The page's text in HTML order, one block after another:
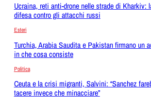
Ucraina, reti anti-drone nelle strade di Kharkiv:
difesa contro gli attacchi russi
Esteri
Turchia, Arabia Saudita e Pakistan firmano un
in che cosa consiste
Politica
Ceuta e la crisi migranti, Salvini: “Sanchez
tacere invece che minacciare”